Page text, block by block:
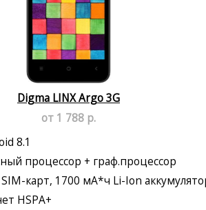
Digma LINX Argo 3G
от 1 788 р.
8.1
процессор + граф.процессор
карт, 1700 мА*ч Li-Ion
HSPA+